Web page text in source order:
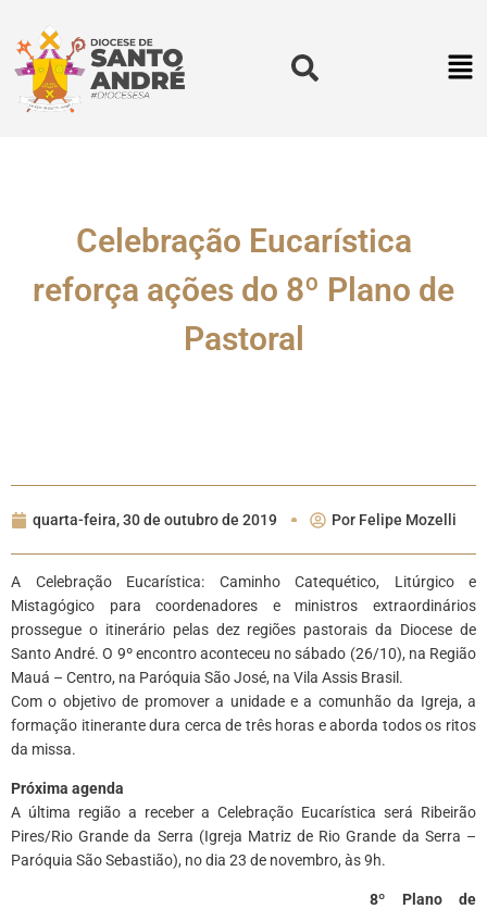
Celebração Eucarística
reforça ações do 8º Plano de
Pastoral
quarta-feira, 30 de outubro de 2019 Por Felipe Mozelli
A Celebração Eucarística: Caminho Catequético, Litúrgico e
Mistagógico para coordenadores e ministros extraordinários
prossegue o itinerário pelas dez regiões pastorais da Diocese de
Santo André. O 9º encontro aconteceu no sábado (26/10), na Região
Mauá – Centro, na Paróquia São José, na Vila Assis Brasil.
Com o objetivo de promover a unidade e a comunhão da Igreja, a
formação itinerante dura cerca de três horas e aborda todos os ritos
da missa.
Próxima agenda
A última região a receber a Celebração Eucarística será Ribeirão
Pires/Rio Grande da Serra (Igreja Matriz de Rio Grande da Serra –
Paróquia São Sebastião), no dia 23 de novembro, às 9h.
8º Plano de